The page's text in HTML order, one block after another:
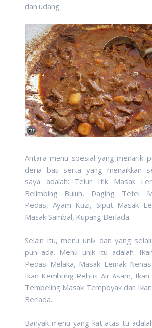
dan udang.
Antara menu spesial yang menarik
deria bau serta yang menaikkan
saya adalah: Telur Itik Masak
Belimbing Buluh, Daging Tetel
Pedas, Ayam Kuzi, Siput Masak
Masak Sambal, Kupang Berlada.
Selain itu, menu unik dan yang
pun ada. Menu unik itu adalah:
Pedas Melaka, Masak Lemak
Ikan Kembung Rebus Air Asam, Ikan
Tembeling Masak Tempoyak dan
Berlada.
Banyak menu yang kat atas tu